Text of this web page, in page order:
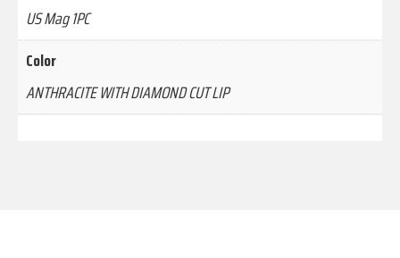
US Mag 1PC
Color
ANTHRACITE WITH DIAMOND CUT LIP